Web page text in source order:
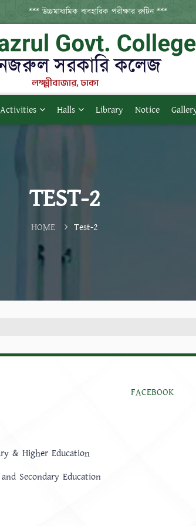
*** উচ্চমাধ্যমিক ব্যবহারিক পরীক্ষার রুটিন ***
Activities Halls Library Notice
TEST-2
HOME Test-2
& Higher Education
Secondary Education
FACEBOOK